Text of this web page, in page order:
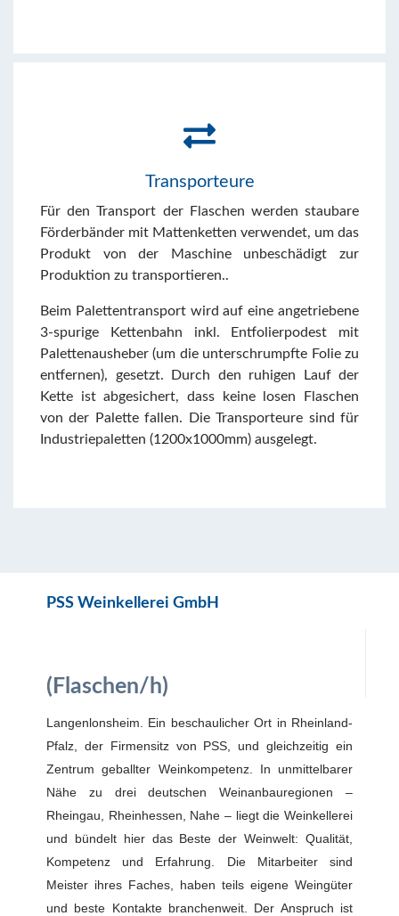
Transporteure
Für den Transport der Flaschen werden staubare
Förderbänder mit Mattenketten verwendet, um das
Produkt von der Maschine unbeschädigt zur
Produktion zu transportieren..
Beim Palettentransport wird auf eine angetriebene
3-spurige Kettenbahn inkl. Entfolierpodest mit
Palettenausheber (um die unterschrumpfte Folie zu
entfernen), gesetzt. Durch den ruhigen Lauf der
Kette ist abgesichert, dass keine losen Flaschen
von der Palette fallen. Die Transporteure sind für
Industriepaletten (1200x1000mm) ausgelegt.
PSS Weinkellerei GmbH
(Flaschen/h)
Langenlonsheim. Ein beschaulicher Ort in Rheinland-
Pfalz, der Firmensitz von PSS, und gleichzeitig ein
Zentrum geballter Weinkompetenz. In unmittelbarer
Nähe zu drei deutschen Weinanbauregionen –
Rheingau, Rheinhessen, Nahe – liegt die Weinkellerei
und bündelt hier das Beste der Weinwelt: Qualität,
Kompetenz und Erfahrung. Die Mitarbeiter sind
Meister ihres Faches, haben teils eigene Weingüter
und beste Kontakte branchenweit. Der Anspruch ist